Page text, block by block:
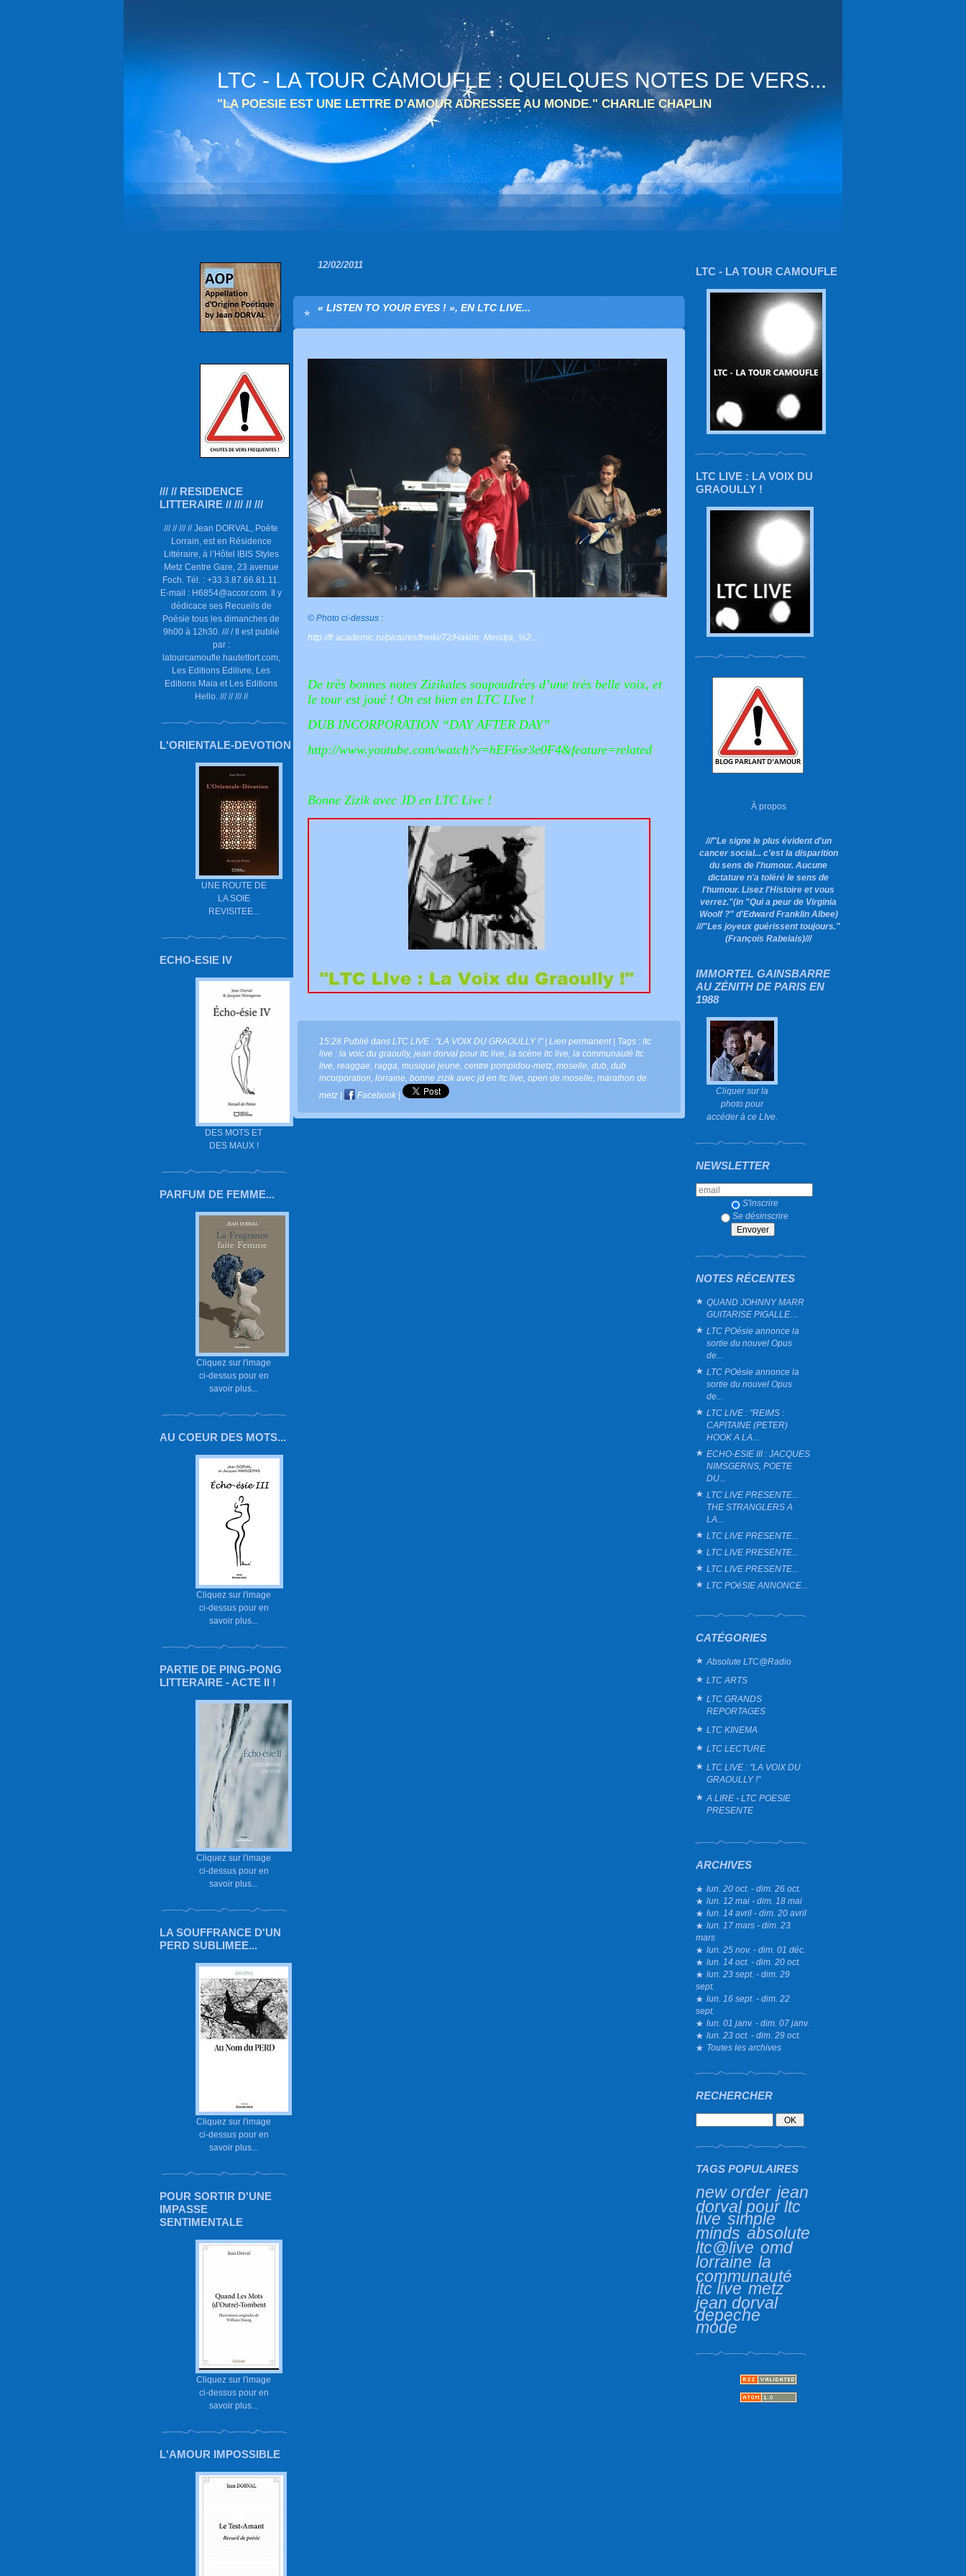
LTC - LA TOUR CAMOUFLE : QUELQUES NOTES DE VERS...
"LA POESIE EST UNE LETTRE D’AMOUR ADRESSEE AU MONDE." CHARLIE CHAPLIN
/// // RESIDENCE
LITTERAIRE // /// // ///
/// // /// // Jean DORVAL, Poète
Lorrain, est en Résidence
Littéraire, à l’Hôtel IBIS Styles
Metz Centre Gare, 23 avenue
Foch. Tél. : +33.3.87.66.81.11.
E-mail : H6854@accor.com. Il y
dédicace ses Recueils de
Poésie tous les dimanches de
9h00 à 12h30. /// / Il est publié
par :
latourcamoufle.hautetfort.com,
Les Editions Edilivre, Les
Editions Maia et Les Editions
Hello. /// // /// //
L'ORIENTALE-DEVOTION
UNE ROUTE DE
LA SOIE
REVISITEE...
ECHO-ESIE IV
DES MOTS ET
DES MAUX !
PARFUM DE FEMME...
Cliquez sur l'image
ci-dessus pour en
savoir plus...
AU COEUR DES MOTS...
Cliquez sur l'image
ci-dessus pour en
savoir plus...
PARTIE DE PING-PONG
LITTERAIRE - ACTE II !
Cliquez sur l'image
ci-dessus pour en
savoir plus...
LA SOUFFRANCE D'UN
PERD SUBLIMEE...
Cliquez sur l'image
ci-dessus pour en
savoir plus...
POUR SORTIR D'UNE
IMPASSE
SENTIMENTALE
Cliquez sur l'image
ci-dessus pour en
savoir plus...
L'AMOUR IMPOSSIBLE
LTC - LA TOUR CAMOUFLE
LTC LIVE : LA VOIX DU
GRAOULLY !
À propos
///"Le signe le plus évident d'un
cancer social... c'est la disparition
du sens de l'humour. Aucune
dictature n'a toléré le sens de
l'humour. Lisez l'Histoire et vous
verrez."(in "Qui a peur de Virginia
Woolf ?"d'Edward Franklin Albee)
///"Les joyeux guérissent toujours."
(François Rabelais)///
IMMORTEL GAINSBARRE
AU ZÉNITH DE PARIS EN
1988
Cliquer sur la
photo pour
accéder à ce LIve.
NEWSLETTER
S'inscrire
Se désinscrire
NOTES RÉCENTES
QUAND JOHNNY MARR
GUITARISE PIGALLE…
LTC POésie annonce la
sortie du nouvel Opus
de...
LTC POésie annonce la
sortie du nouvel Opus
de...
LTC LIVE : "REIMS :
CAPITAINE (PETER)
HOOK A LA...
ECHO-ESIE III : JACQUES
NIMSGERNS, POETE
DU...
LTC LIVE PRESENTE...
THE STRANGLERS A
LA...
LTC LIVE PRESENTE...
LTC LIVE PRESENTE...
LTC LIVE PRESENTE...
LTC POéSIE ANNONCE...
CATÉGORIES
Absolute LTC@Radio
LTC ARTS
LTC GRANDS
REPORTAGES
LTC KINEMA
LTC LECTURE
LTC LIVE : "LA VOIX DU
GRAOULLY !"
A LIRE - LTC POESIE
PRESENTE
ARCHIVES
lun. 20 oct. - dim. 26 oct.
lun. 12 mai - dim. 18 mai
lun. 14 avril - dim. 20 avril
lun. 17 mars - dim. 23
mars
lun. 25 nov. - dim. 01 déc.
lun. 14 oct. - dim. 20 oct.
lun. 23 sept. - dim. 29
sept.
lun. 16 sept. - dim. 22
sept.
lun. 01 janv. - dim. 07 janv.
lun. 23 oct. - dim. 29 oct.
Toutes les archives
RECHERCHER
TAGS POPULAIRES
new order jean
dorval pour ltc
live simple
minds absolute
ltc@live omd
lorraine la
communauté
ltc live metz
jean dorval
depeche
mode
12/02/2011
« LISTEN TO YOUR EYES ! », EN LTC LIVE...
© Photo ci-dessus :
http://fr.academic.ru/pictures/frwiki/72/Hakim_Meridja_%2...
De très bonnes notes Zizikales soupoudrées d’une très belle voix, et
le tour est joué ! On est bien en LTC LIve !
DUB INCORPORATION “DAY AFTER DAY”
http://www.youtube.com/watch?v=hEF6sr3e0F4&feature=related
Bonne Zizik avec JD en LTC Live !
15:28 Publié dans LTC LIVE : "LA VOIX DU GRAOULLY !"| Lien permanent| Tags : ltc
live : la voic du graoully, jean dorval pour ltc live la scène ltc live la communauté ltc
live reaggae ragga musique jeune centre pompidou-metz moselle dub dub
incorporation lorraine bonne zizik avec jd en ltc live open de moselle marathon de
metz
Facebook